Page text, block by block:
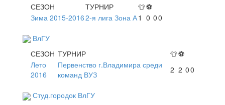
СЕЗОН
ТУРНИР 👕⚽
Зима 2015-20162-я лига Зона А1 0 00
ВлГУ
СЕЗОН ТУРНИР 👕⚽
Лето
2016
Первенство г.Владимира среди
команд ВУЗ
2 2 00
Студ.городок ВлГУ